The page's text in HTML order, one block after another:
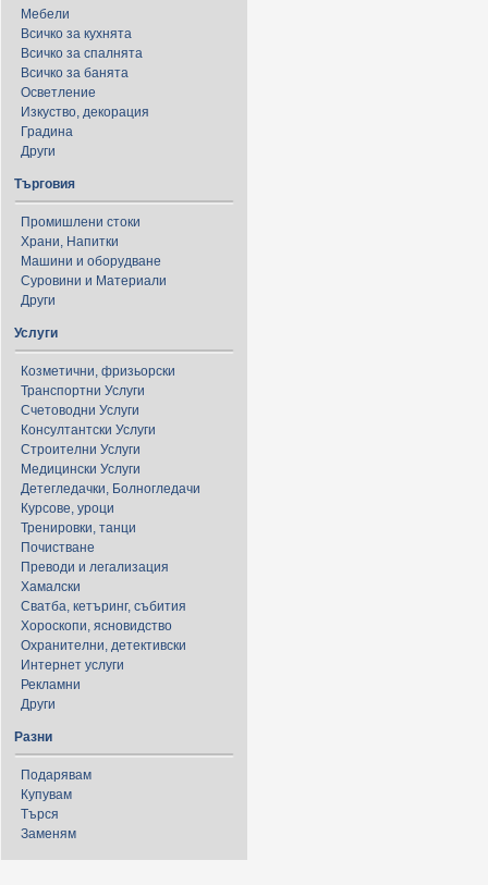
Мебели
Всичко за кухнята
Всичко за спалнята
Всичко за банята
Осветление
Изкуство, декорация
Градина
Други
Търговия
Промишлени стоки
Храни, Напитки
Машини и оборудване
Суровини и Материали
Други
Услуги
Козметични, фризьорски
Транспортни Услуги
Счетоводни Услуги
Консултантски Услуги
Строителни Услуги
Медицински Услуги
Детегледачки, Болногледачи
Курсове, уроци
Тренировки, танци
Почистване
Преводи и легализация
Хамалски
Сватба, кетъринг, събития
Хороскопи, ясновидство
Охранителни, детективски
Интернет услуги
Рекламни
Други
Разни
Подарявам
Купувам
Търся
Заменям